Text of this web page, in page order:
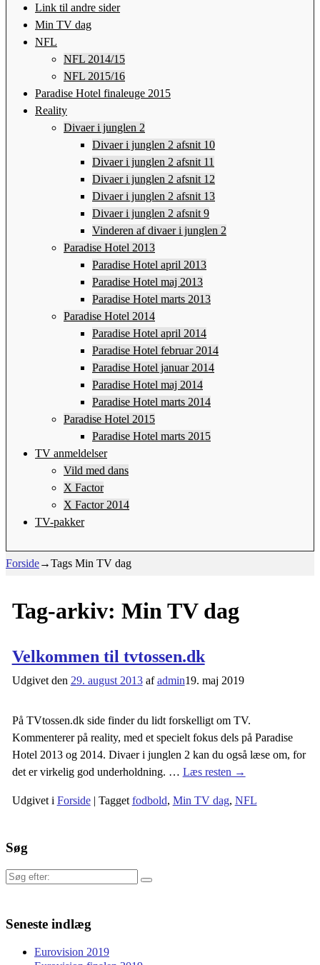
Link til andre sider
Min TV dag
NFL
NFL 2014/15
NFL 2015/16
Paradise Hotel finaleuge 2015
Reality
Divaer i junglen 2
Divaer i junglen 2 afsnit 10
Divaer i junglen 2 afsnit 11
Divaer i junglen 2 afsnit 12
Divaer i junglen 2 afsnit 13
Divaer i junglen 2 afsnit 9
Vinderen af divaer i junglen 2
Paradise Hotel 2013
Paradise Hotel april 2013
Paradise Hotel maj 2013
Paradise Hotel marts 2013
Paradise Hotel 2014
Paradise Hotel april 2014
Paradise Hotel februar 2014
Paradise Hotel januar 2014
Paradise Hotel maj 2014
Paradise Hotel marts 2014
Paradise Hotel 2015
Paradise Hotel marts 2015
TV anmeldelser
Vild med dans
X Factor
X Factor 2014
TV-pakker
Forside→Tags Min TV dag
Tag-arkiv: Min TV dag
Velkommen til tvtossen.dk
Udgivet den 29. august 2013 afadmin19. maj 2019
På TVtossen.dk side finder du lidt forskelligt om TV.
Kommenterer på reality, med et specielt fokus dels på Paradise
Hotel 2013 og 2014. Divaer i junglen 2 kan du også læse om, for
det er virkelig god underholdning. … Læs resten →
Udgivet i Forside| Tagget fodbold, Min TV dag, NFL
Søg
Søg
Seneste indlæg
Eurovision 2019